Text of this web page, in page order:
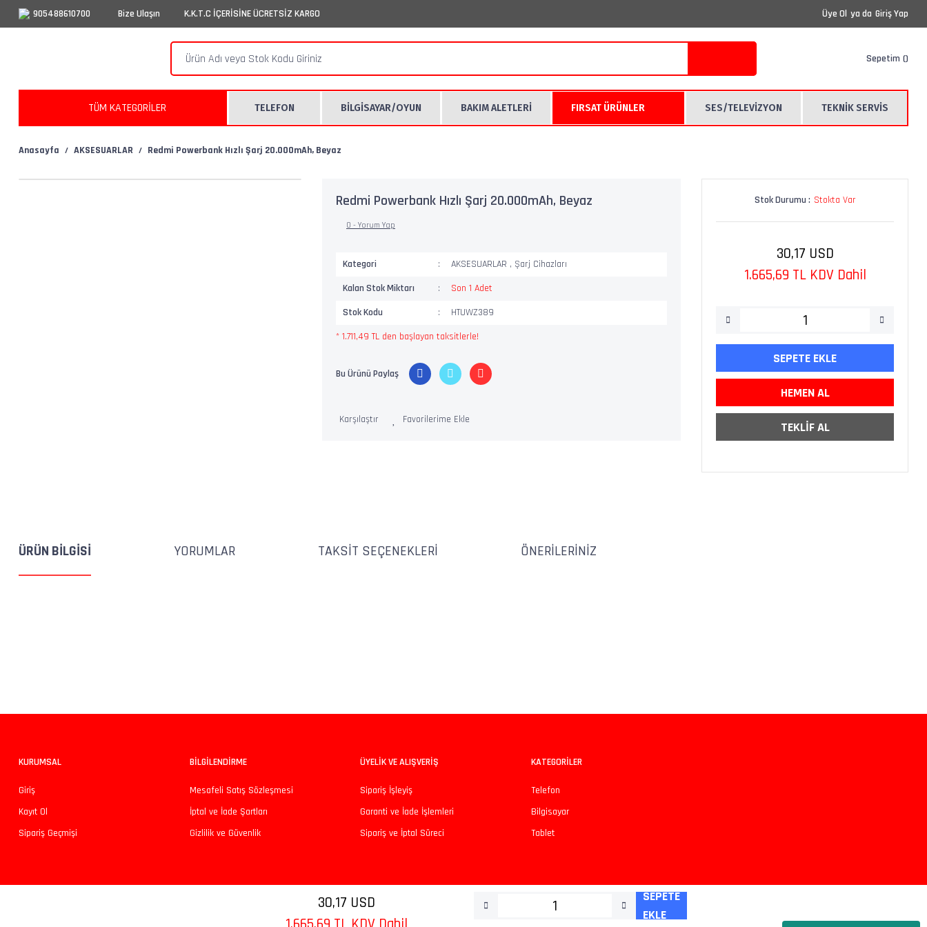
905488610700 Bize Ulaşın K.K.T.C İÇERİSİNE ÜCRETSİZ KARGO Üye Ol ya da Giriş Yap
Sepetim
TÜM KATEGORİLER TELEFON BİLGİSAYAR/OYUN BAKIM ALETLERİ FIRSAT ÜRÜNLER SES/TELEVİZYON TEKNİK SERVİS
Anasayfa AKSESUARLAR Redmi Powerbank Hızlı Şarj 20.000mAh, Beyaz
Redmi Powerbank Hızlı Şarj 20.000mAh, Beyaz
0 - Yorum Yap
Kategori AKSESUARLAR , Şarj Cihazları
Kalan Stok Miktarı
Son 1 Adet
Stok Kodu
HTUWZ389
* 1.711,49 TL den başlayan taksitlerle!
Bu Ürünü Paylaş
Karşılaştır
Stok Durumu : Stokta Var
30,17 USD
1.665,69 TL KDV Dahil
SEPETE EKLE
HEMEN AL
TEKLİF AL
ÜRÜN BILGISI YORUMLAR TAKSIT SEÇENEKLERI ÖNERILERINIZ
Ürün resmi kalitesiz, bozuk veya görüntülenemiyor.
Ürün bilgilerinde hatalar bulunuyor.
30,17 USD
SEPETE
EKLE
KURUMSAL
Giriş
Kayıt Ol
Sipariş Geçmişi
BİLGİLENDİRME
Mesafeli Satış Sözleşmesi
İptal ve İade Şartları
Gizlilik ve Güvenlik
ÜYELİK VE ALIŞVERİŞ
Sipariş İşleyiş
Garanti ve İade İşlemleri
Sipariş ve İptal Süreci
KATEGORİLER
Telefon
Bilgisayar
Tablet